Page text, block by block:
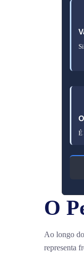
É
O
Ao longo
representa